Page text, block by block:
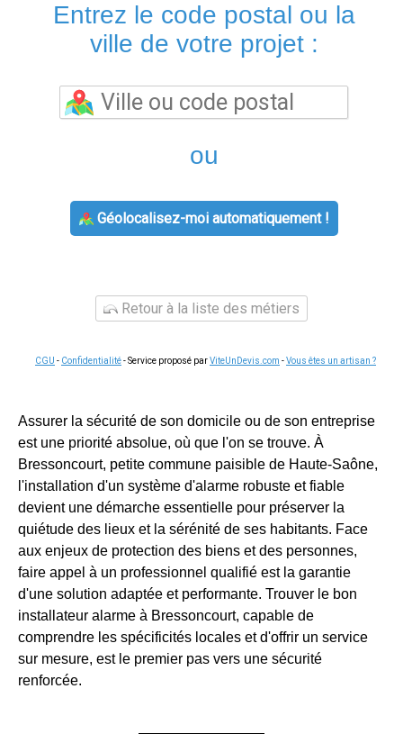
Entrez le code postal ou la
ville de votre projet :
ou
Géolocalisez-moi automatiquement !
Retour à la liste des métiers
CGU - Confidentialité- Service proposé parViteUnDevis.com -Vous êtes un artisan ?
Assurer la sécurité de son domicile ou de son entreprise
est une priorité absolue, où que l'on se trouve. À
Bressoncourt, petite commune paisible de Haute-Saône,
l'installation d'un système d'alarme robuste et fiable
devient une démarche essentielle pour préserver la
quiétude des lieux et la sérénité de ses habitants. Face
aux enjeux de protection des biens et des personnes,
faire appel à un professionnel qualifié est la garantie
d'une solution adaptée et performante. Trouver le bon
installateur alarme à Bressoncourt, capable de
comprendre les spécificités locales et d'offrir un service
sur mesure, est le premier pas vers une sécurité
renforcée.